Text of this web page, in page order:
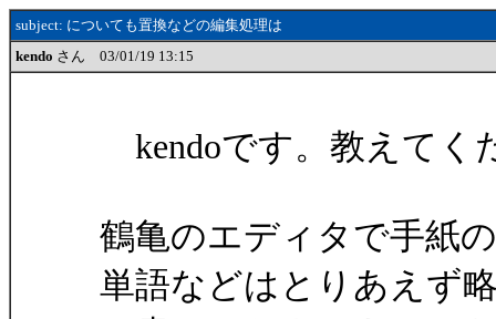
subject: についても置換などの編集処理は
kendo さん 03/01/19 13:15
kendoです。教えてく
鶴亀のエディタで手紙
単語などはとりあえず